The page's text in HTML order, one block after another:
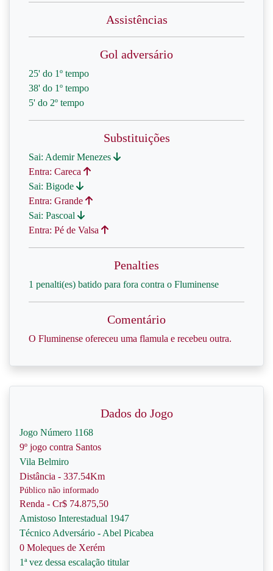
Assistências
Gol adversário
25' do 1º tempo
38' do 1º tempo
5' do 2º tempo
Substituições
Sai: Ademir Menezes
Entra: Careca
Sai: Bigode
Entra: Grande
Sai: Pascoal
Entra: Pé de Valsa
Penalties
1 penalti(es) batido para fora contra o Fluminense
Comentário
O Fluminense ofereceu uma flamula e recebeu outra.
Dados do Jogo
Jogo Número 1168
9º jogo contra Santos
Vila Belmiro
Distância - 337.54Km
Público não informado
Renda - Cr$ 74.875,50
Amistoso Interestadual 1947
Técnico Adversário - Abel Picabea
0 Moleques de Xerém
1ª vez dessa escalação titular